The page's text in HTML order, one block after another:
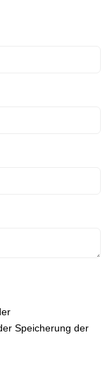
Speicherung der